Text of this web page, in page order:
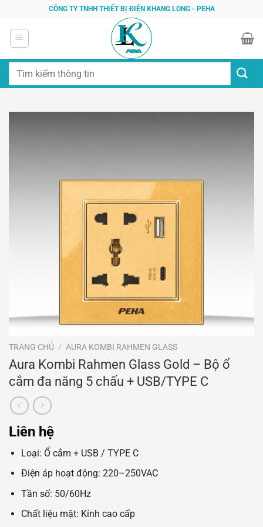
dung
CÔNG TY TNHH THIẾT BỊ ĐIỆN KHANG LONG - PEHA
Tìm
TRANG CHỦ / AURA KOMBI RAHMEN GLASS
Aura Kombi Rahmen Glass Gold – Bộ ổ
cắm đa năng 5 chấu + USB/TYPE C
Liên hệ
Loại: Ổ cắm + USB / TYPE C
Điện áp hoạt động: 220–250VAC
Tần số: 50/60Hz
Chất liệu mặt: Kính cao cấp